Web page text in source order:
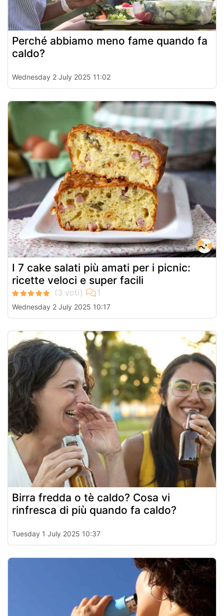
Perché abbiamo meno fame quando fa
caldo?
Wednesday 2 July 2025 11:02
I 7 cake salati più amati per i picnic:
ricette veloci e super facili
Wednesday 2 July 2025 10:17
Birra fredda o tè caldo? Cosa vi
rinfresca di più quando fa caldo?
Tuesday 1 July 2025 10:37